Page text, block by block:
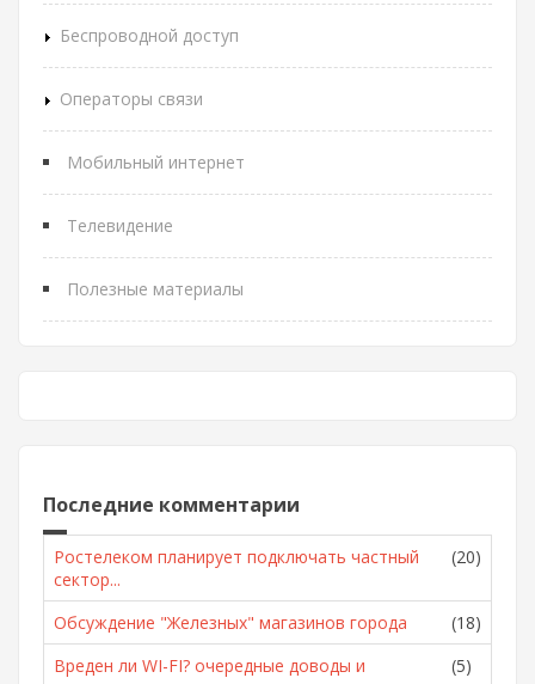
Беспроводной доступ
Операторы связи
Мобильный интернет
Телевидение
Полезные материалы
Последние комментарии
Ростелеком планирует подключать частный
сектор...
(20)
Обсуждение "Железных" магазинов города
(18)
Вреден ли WI-FI? очередные доводы и
(5)